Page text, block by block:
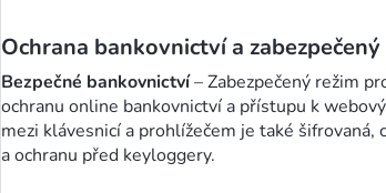
Ochrana bankovnictví a
Bezpečné bankovnictví– Zabezpečený režim
ochranu online bankovnictví a přístupu k
mezi klávesnicí a prohlížečem je také šifrovaná,
a ochranu před keyloggery.